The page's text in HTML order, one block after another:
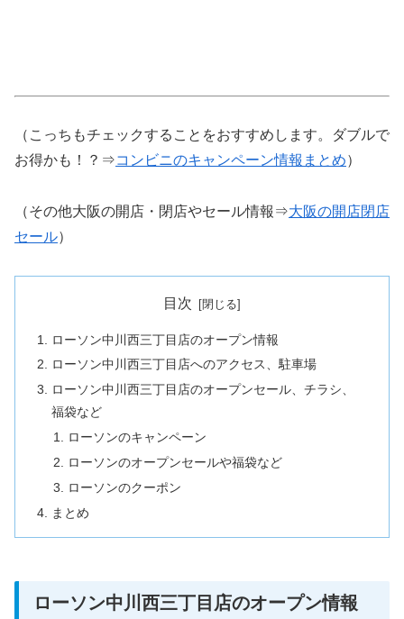
（こっちもチェックすることをおすすめします。ダブルで
お得かも！？⇒コンビニのキャンペーン情報まとめ）
（その他大阪の開店・閉店やセール情報⇒大阪の開店閉店
セール）
目次
ローソン中川西三丁目店のオープン情報
ローソン中川西三丁目店へのアクセス、駐車場
ローソン中川西三丁目店のオープンセール、チラシ、
福袋など
ローソンのキャンペーン
ローソンのオープンセールや福袋など
ローソンのクーポン
まとめ
ローソン中川西三丁目店のオープン情報